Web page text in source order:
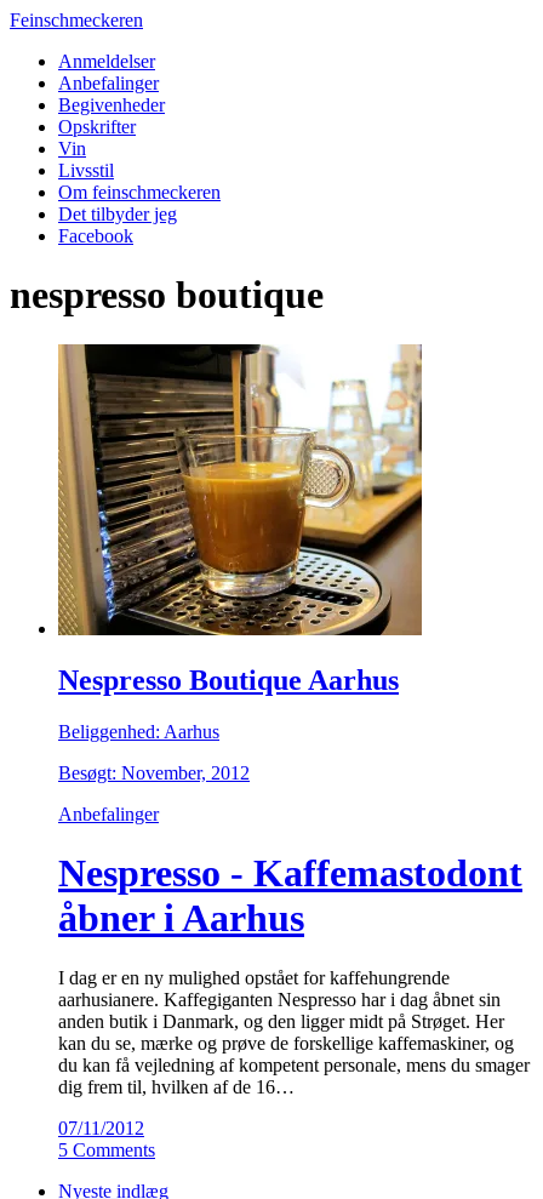
Feinschmeckeren
Anmeldelser
Anbefalinger
Begivenheder
Opskrifter
Vin
Livsstil
Om feinschmeckeren
Det tilbyder jeg
Facebook
nespresso boutique
Nespresso Boutique Aarhus
Beliggenhed: Aarhus
Besøgt: November, 2012
Anbefalinger
Nespresso - Kaffemastodont
åbner i Aarhus
I dag er en ny mulighed opstået for kaffehungrende
aarhusianere. Kaffegiganten Nespresso har i dag åbnet sin
anden butik i Danmark, og den ligger midt på Strøget. Her
kan du se, mærke og prøve de forskellige kaffemaskiner, og
du kan få vejledning af kompetent personale, mens du smager
dig frem til, hvilken af de 16…
07/11/2012
5 Comments
Nyeste indlæg